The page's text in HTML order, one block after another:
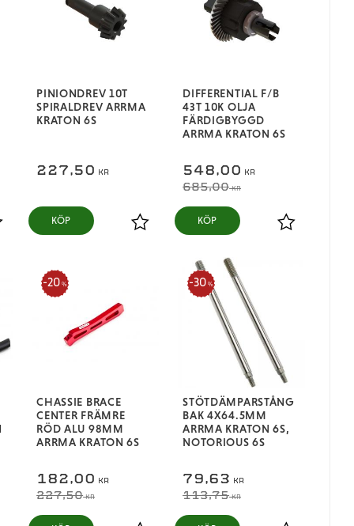
till i favoriter
PINIONDREV 10T
SPIRALDREV ARRMA
KRATON 6S
227,50 KR
Lägg till i favoriter
KÖP
DIFFERENTIAL F/B
43T 10K OLJA
FÄRDIGBYGGD
ARRMA KRATON 6S
548,00 KR
685,00KR
Lägg till i
KÖP
CHASSIE BRACE
CENTER FRÄMRE
RÖD ALU 98MM
ARRMA KRATON 6S
182,00 KR
227,50KR
20 %
STÖTDÄMPARSTÅNG
BAK 4X64.5MM
ARRMA KRATON 6S,
NOTORIOUS 6S
79,63 KR
113,75KR
30 %